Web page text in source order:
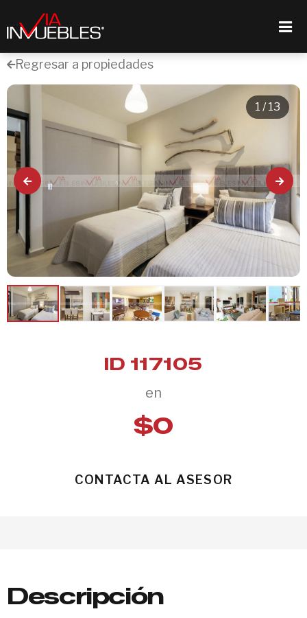
NOSOTROS
OFRECE TU PROPIEDAD
STAFF
CONTACTO
CRM
Regresar a propiedades
1 / 13
ID 117105
en
$0
CONTACTA AL ASESOR
Descripción